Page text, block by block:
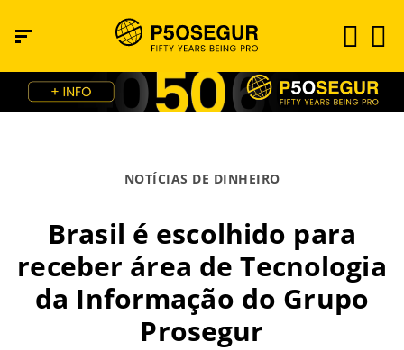
NOTÍCIAS DE DINHEIRO
Brasil é escolhido para
receber área de Tecnologia
da Informação do Grupo
Prosegur